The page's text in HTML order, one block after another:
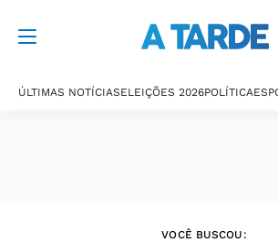
ÚLTIMAS NOTÍCIASELEIÇÕES 2026POLÍTICA
VOCÊ BUSCOU: